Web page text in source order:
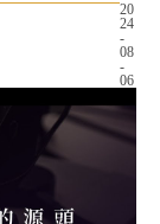
20
24
-
08
-
06